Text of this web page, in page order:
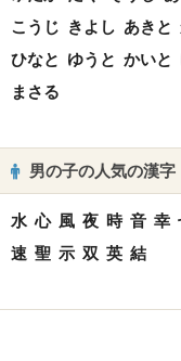
こうじ きよし あきと
ひなと ゆうと かいと
まさる
男の子の人気の漢字
水 心 風 夜 時 音 幸
速 聖 示 双 英 結